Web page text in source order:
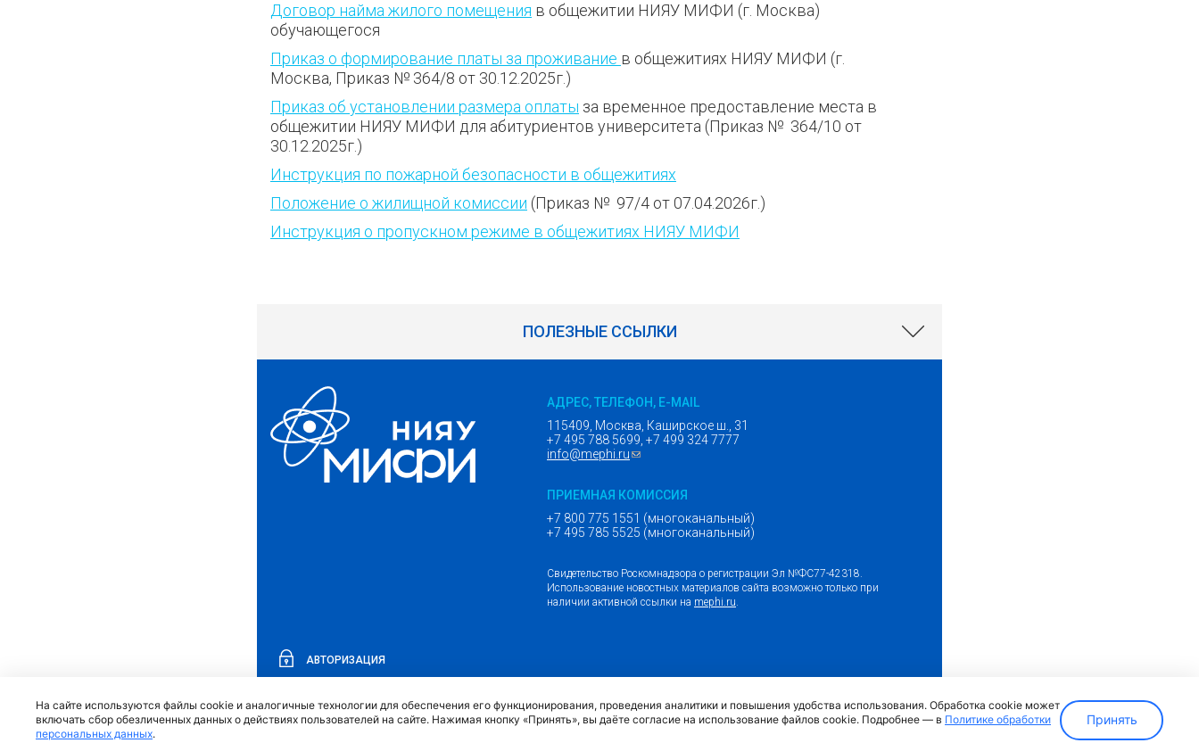
Договор найма жилого помещения в общежитии НИЯУ МИФИ (г. Москва)
обучающегося
Приказ о формирование платы за проживание в общежитиях НИЯУ МИФИ (г.
Москва, Приказ № 364/8 от 30.12.2025г.)
Приказ об установлении размера оплаты за временное предоставление места в
общежитии НИЯУ МИФИ для абитуриентов университета (Приказ № 364/10 от
30.12.2025г.)
Инструкция по пожарной безопасности в общежитиях
Положение о жилищной комиссии (Приказ № 97/4 от 07.04.2026г.)
Инструкция о пропускном режиме в общежитиях НИЯУ МИФИ
ПОЛЕЗНЫЕ ССЫЛКИ
АДРЕС, ТЕЛЕФОН, E-MAIL
115409, Москва, Каширское ш., 31
+7 495 788 5699, +7 499 324 7777
info@mephi.ru(ссылка для отправки email)
ПРИЕМНАЯ КОМИССИЯ
+7 800 775 1551 (многоканальный)
+7 495 785 5525 (многоканальный)
Свидетельство Роскомнадзора о регистрации Эл №ФС77-42318.
Использование новостных материалов сайта возможно только при
наличии активной ссылки на mephi.ru.
АВТОРИЗАЦИЯ
Политика обработки персональных данных МИФИ
На сайте используются файлы cookie и аналогичные технологии для обеспечения его функционирования, проведения аналитики и повышения удобства использования. Обработка cookie может
включать сбор обезличенных данных о действиях пользователей на сайте. Нажимая кнопку «Принять», вы даёте согласие на использование файлов cookie. Подробнее — в Политике обработки
персональных данных.
Принять